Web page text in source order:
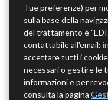
Tue preferenze) per
sulla base della
del trattamento è
contattabile all'email:
accettare tutti i
necessari o gestire le
informazioni e per
consulta la pagina